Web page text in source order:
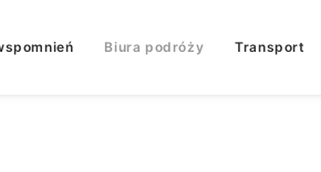
Biura podróży Transport